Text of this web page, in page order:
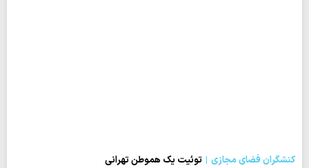
کنشگران فضای مجازی
توئیت یک هموطن تهرانی